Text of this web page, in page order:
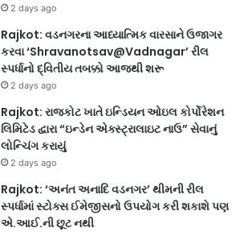
2 days ago
Rajkot: વડનગરના આધ્યાત્મિક વારસાને ઉજાગર
કરવા ‘Shravanotsav@Vadnagar’ રીલ
સ્પર્ધાનો દ્વિતીય તબક્કો આજથી શરૂ
2 days ago
Rajkot: રાજકોટ ખાતે ઇન્ડિયન ઓઇલ કોર્પોરેશન
લિમિટેડ દ્વારા “ઇન્ડેન એક્સ્ટ્રાલાઇટ નાઉ” સેવાનું
લોન્ચિંગ કરાયું
2 days ago
Rajkot: ‘અનંત અનાદિ વડનગર’ થીમની રીલ
સ્પર્ધામાં સ્ટોક્સ ઈમેજીસનો ઉપયોગ કરી શકાશે પણ
એ.આઈ.ની છૂટ નથી